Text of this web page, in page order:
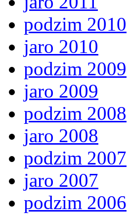
podzim 2010
jaro 2010
podzim 2009
jaro 2009
podzim 2008
jaro 2008
podzim 2007
jaro 2007
podzim 2006